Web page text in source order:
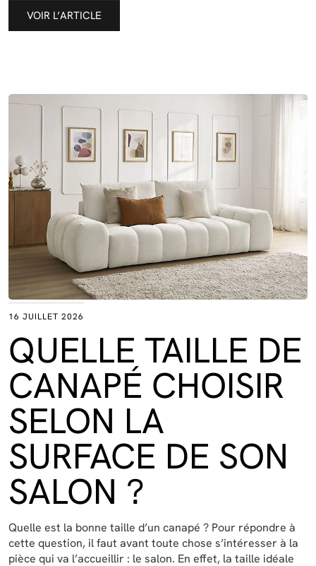
VOIR L’ARTICLE
16 JUILLET 2026
QUELLE TAILLE DE
CANAPÉ CHOISIR
SELON LA
SURFACE DE SON
SALON ?
Quelle est la bonne taille d’un canapé ? Pour répondre à
cette question, il faut avant toute chose s’intéresser à la
pièce qui va l’accueillir : le salon. En effet, la taille idéale